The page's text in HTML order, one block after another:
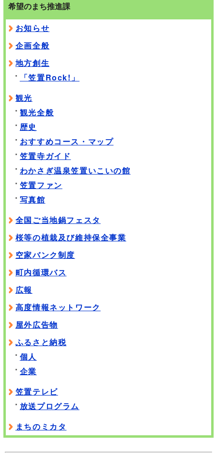
希望のまち推進課
お知らせ
企画全般
地方創生
「笠置Rock!」
観光
観光全般
歴史
おすすめコース・マップ
笠置寺ガイド
わかさぎ温泉笠置いこいの館
笠置ファン
写真館
全国ご当地鍋フェスタ
桜等の植栽及び維持保全事業
空家バンク制度
町内循環バス
広報
高度情報ネットワーク
屋外広告物
ふるさと納税
個人
企業
笠置テレビ
放送プログラム
まちのミカタ